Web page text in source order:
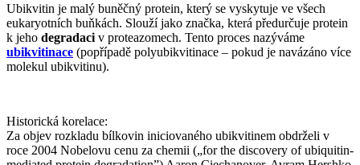
Ubikvitin je malý buněčný protein, který se vyskytuje ve všech
eukaryotních buňkách. Slouží jako značka, která předurčuje protein
k jeho degradaci v proteazomech. Tento proces nazýváme
ubikvitinace (popřípadě polyubikvitinace – pokud je navázáno více
molekul ubikvitinu).
Historická korelace:
Za objev rozkladu bílkovin iniciovaného ubikvitinem obdrželi v
roce 2004 Nobelovu cenu za chemii („for the discovery of ubiquitin-